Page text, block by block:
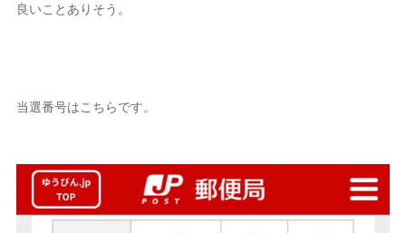
良いことありそう。
当選番号はこちらです。